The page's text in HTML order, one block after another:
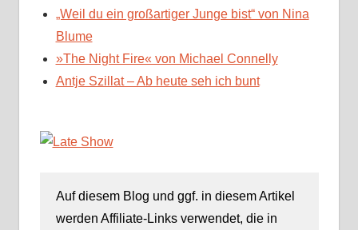
„Weil du ein großartiger Junge bist“ von Nina
Blume
»The Night Fire« von Michael Connelly
Antje Szillat – Ab heute seh ich bunt
Auf diesem Blog und ggf. in diesem Artikel
werden Affiliate-Links verwendet, die in